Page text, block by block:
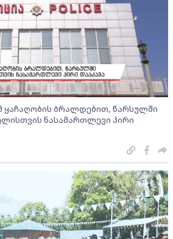
ყაჩაღობის ბრალდებით, წარსულში
ნასამართლევი პირი